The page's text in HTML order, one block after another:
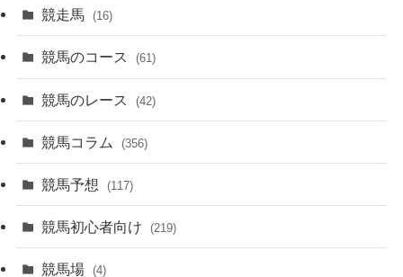
競走馬 (16)
競馬のコース (61)
競馬のレース (42)
競馬コラム (356)
競馬予想 (117)
競馬初心者向け (219)
競馬場 (4)